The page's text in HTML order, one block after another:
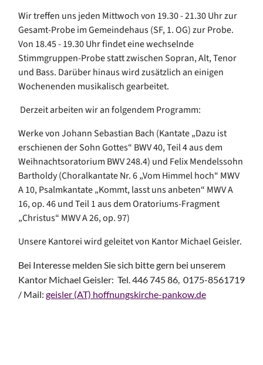
Wir treffen uns jeden Mittwoch von 19.30 - 21.30 Uhr zur
Gesamt-Probe im Gemeindehaus (SF, 1. OG) zur Probe.
Von 18.45 - 19.30 Uhr findet eine wechselnde
Stimmgruppen-Probe statt zwischen Sopran, Alt, Tenor
und Bass. Darüber hinaus wird zusätzlich an einigen
Wochenenden musikalisch gearbeitet.
Derzeit arbeiten wir an folgendem Programm:
Werke von Johann Sebastian Bach (Kantate „Dazu ist
erschienen der Sohn Gottes“ BWV 40, Teil 4 aus dem
Weihnachtsoratorium BWV 248.4) und Felix Mendelssohn
Bartholdy (Choralkantate Nr. 6 „Vom Himmel hoch“ MWV
A 10, Psalmkantate „Kommt, lasst uns anbeten“ MWV A
16, op. 46 und Teil 1 aus dem Oratoriums-Fragment
„Christus“ MWV A 26, op. 97)
Unsere Kantorei wird geleitet von Kantor Michael Geisler.
Bei Interesse melden Sie sich bitte gern bei unserem
Kantor Michael Geisler: Tel. 446 745 86, 0175-8561719
/ Mail: geisler (AT) hoffnungskirche-pankow.de